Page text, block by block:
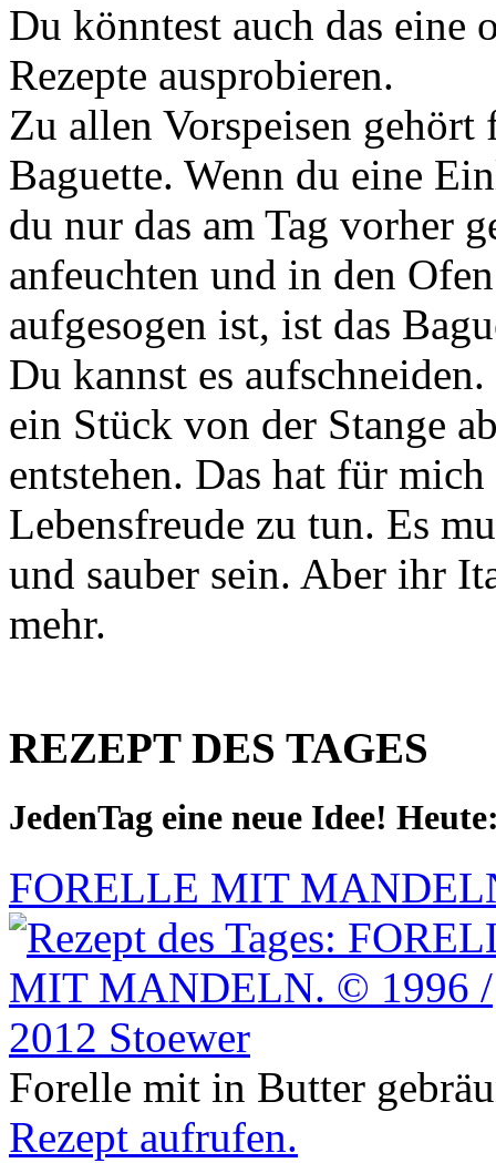
Du könntest auch das eine
Rezepte ausprobieren.
Zu allen Vorspeisen gehört
Baguette. Wenn du eine
du nur das am Tag vorher
anfeuchten und in den
aufgesogen ist, ist das
Du kannst es
ein Stück von der Stange
entstehen. Das hat für
Lebensfreude zu tun. Es
und sauber sein. Aber ihr
mehr.
REZEPT DES TAGES
JedenTag eine neue Idee!
FORELLE MIT
Forelle mit in Butter
Rezept aufrufen.